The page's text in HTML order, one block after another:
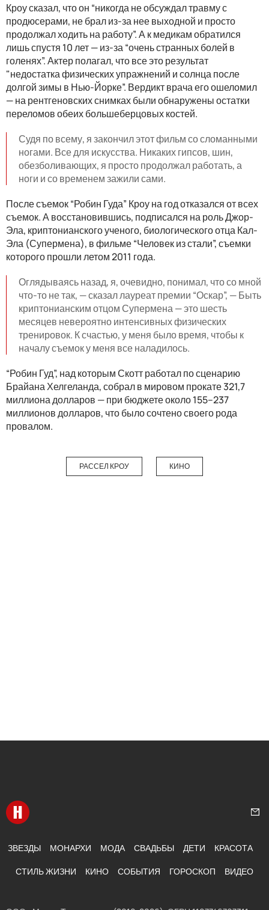
Кроу сказал, что он “никогда не обсуждал травму с
продюсерами, не брал из-за нее выходной и просто
продолжал ходить на работу”. А к медикам обратился
лишь спустя 10 лет — из-за “очень странных болей в
голенях”. Актер полагал, что все это результат
"недостатка физических упражнений и солнца после
долгой зимы в Нью-Йорке”. Вердикт врача его ошеломил
— на рентгеновских снимках были обнаружены остатки
переломов обеих большеберцовых костей.
Судя по всему, я закончил этот фильм со сломанными
ногами. Все для искусства. Никаких гипсов, шин,
обезболивающих, я просто продолжал работать, а
ноги и со временем зажили сами.
После съемок “Робин Гуда” Кроу на год отказался от всех
съемок. А восстановившись, подписался на роль Джор-
Эла, криптонианского ученого, биологического отца Кал-
Эла (Супермена), в фильме “Человек из стали”, съемки
которого прошли летом 2011 года.
Оглядываясь назад, я, очевидно, понимал, что со мной
что-то не так, — сказал лауреат премии “Оскар”, — Быть ​​
криптонианским отцом Супермена — это шесть
месяцев невероятно интенсивных физических
тренировок. К счастью, у меня было время, чтобы к
началу съемок у меня все наладилось.
“Робин Гуд”, над которым Скотт работал по сценарию
Брайана Хелгеланда, собрал в мировом прокате 321,7
миллиона долларов — при бюджете около 155–237
миллионов долларов, что было сочтено своего рода
провалом.
РАССЕЛ КРОУ КИНО
Перейти на главную
ЗВЕЗДЫ МОНАРХИ МОДА СВАДЬБЫ ДЕТИ КРАСОТА
СТИЛЬ ЖИЗНИ КИНО СОБЫТИЯ ГОРОСКОП ВИДЕО